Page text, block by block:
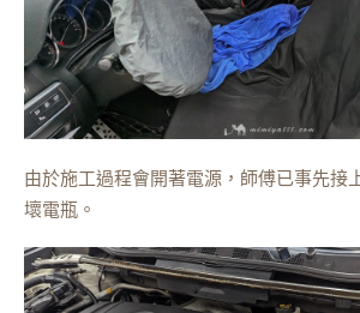
由於施工過程會開著電源，師傅已事先接
壞電瓶。